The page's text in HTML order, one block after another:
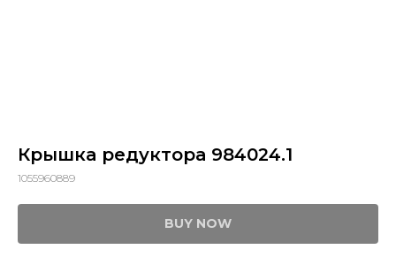
Крышка редуктора 984024.1
1055960889
BUY NOW